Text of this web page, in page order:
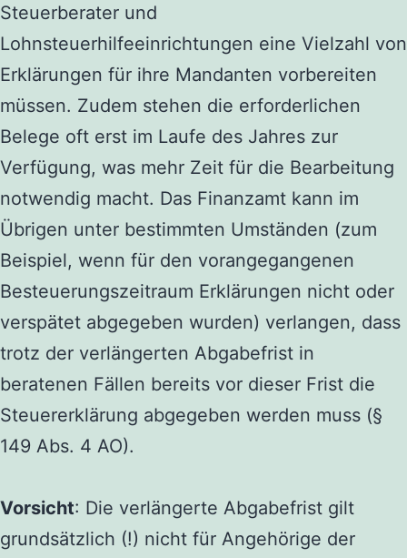
Steuerberater und
Lohnsteuerhilfeeinrichtungen eine Vielzahl von
Erklärungen für ihre Mandanten vorbereiten
müssen. Zudem stehen die erforderlichen
Belege oft erst im Laufe des Jahres zur
Verfügung, was mehr Zeit für die Bearbeitung
notwendig macht. Das Finanzamt kann im
Übrigen unter bestimmten Umständen (zum
Beispiel, wenn für den vorangegangenen
Besteuerungszeitraum Erklärungen nicht oder
verspätet abgegeben wurden) verlangen, dass
trotz der verlängerten Abgabefrist in
beratenen Fällen bereits vor dieser Frist die
Steuererklärung abgegeben werden muss (§
149 Abs. 4 AO).
Vorsicht: Die verlängerte Abgabefrist gilt
grundsätzlich (!) nicht für Angehörige der